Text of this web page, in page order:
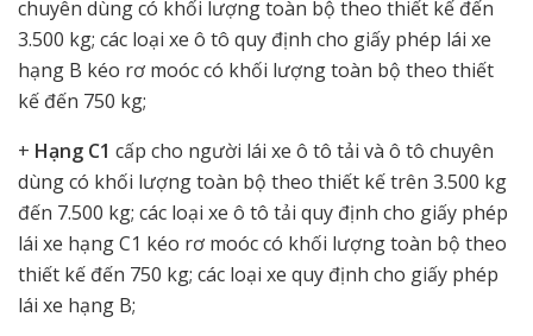
chuyên dùng có khối lượng toàn bộ theo thiết kế đến
3.500 kg; các loại xe ô tô quy định cho giấy phép lái xe
hạng B kéo rơ moóc có khối lượng toàn bộ theo thiết
kế đến 750 kg;
+ Hạng C1 cấp cho người lái xe ô tô tải và ô tô chuyên
dùng có khối lượng toàn bộ theo thiết kế trên 3.500 kg
đến 7.500 kg; các loại xe ô tô tải quy định cho giấy phép
lái xe hạng C1 kéo rơ moóc có khối lượng toàn bộ theo
thiết kế đến 750 kg; các loại xe quy định cho giấy phép
lái xe hạng B;